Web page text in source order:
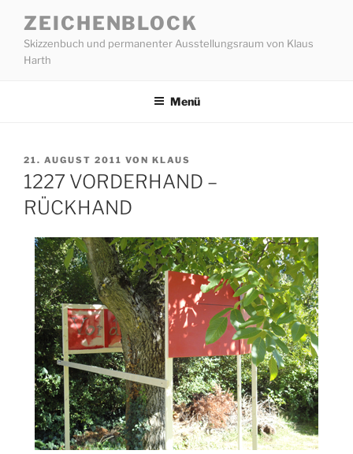
Inhalt
springen
ZEICHENBLOCK
Skizzenbuch und permanenter Ausstellungsraum von Klaus
Harth
Menü
VERÖFFENTLICHT
AM
21. AUGUST 2011 VON KLAUS
1227 VORDERHAND –
RÜCKHAND